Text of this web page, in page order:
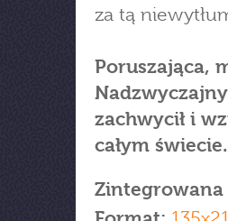
za tą
Poruszająca,
zachwycił i
całym świecie.
Zintegrowana